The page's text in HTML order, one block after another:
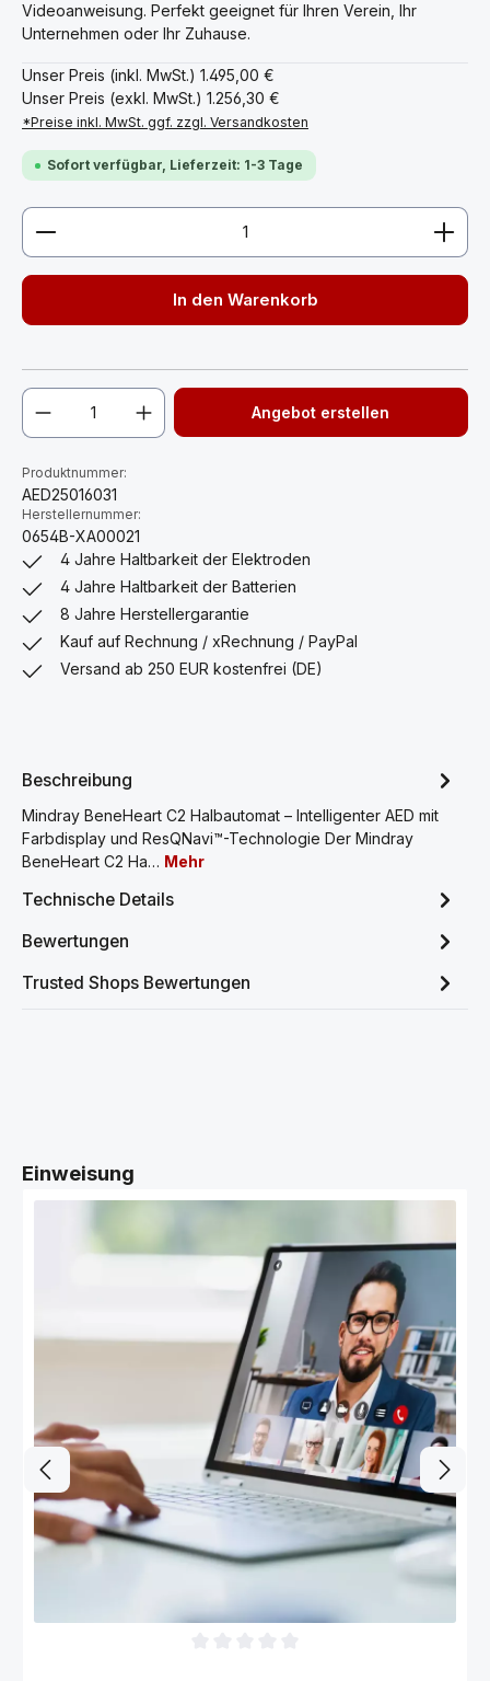
Videoanweisung. Perfekt geeignet für Ihren Verein, Ihr
Unternehmen oder Ihr Zuhause.
Unser Preis (inkl. MwSt.) 1.495,00 €
Unser Preis (exkl. MwSt.) 1.256,30 €
*Preise inkl. MwSt. ggf. zzgl. Versandkosten
Sofort verfügbar, Lieferzeit: 1-3 Tage
Produkt Anzahl: Gib den gewünschten Wert ein
In den Warenkorb
Angebot erstellen
Produktnummer:
AED25016031
Herstellernummer:
0654B-XA00021
4 Jahre Haltbarkeit der Elektroden
4 Jahre Haltbarkeit der Batterien
8 Jahre Herstellergarantie
Kauf auf Rechnung / xRechnung / PayPal
Versand ab 250 EUR kostenfrei (DE)
Beschreibung
Mindray BeneHeart C2 Halbautomat – Intelligenter AED mit
Farbdisplay und ResQNavi™-Technologie Der Mindray
BeneHeart C2 Ha… Mehr
Technische Details
Bewertungen
Trusted Shops Bewertungen
Einweisung